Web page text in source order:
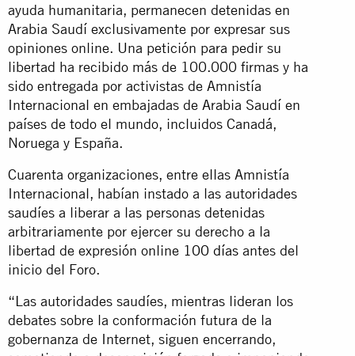
ayuda humanitaria, permanecen detenidas en
Arabia Saudí exclusivamente por expresar sus
opiniones online. Una petición para pedir su
libertad ha recibido más de 100.000 firmas y ha
sido entregada por activistas de Amnistía
Internacional en embajadas de Arabia Saudí en
países de todo el mundo, incluidos Canadá,
Noruega y España.
Cuarenta organizaciones, entre ellas Amnistía
Internacional, habían instado a las autoridades
saudíes a liberar a las personas detenidas
arbitrariamente por ejercer su derecho a la
libertad de expresión online 100 días antes del
inicio del Foro.
“Las autoridades saudíes, mientras lideran los
debates sobre la conformación futura de la
gobernanza de Internet, siguen encerrando,